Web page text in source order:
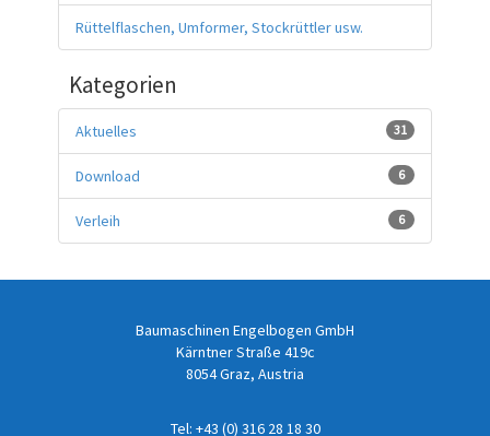
Rüttelflaschen, Umformer, Stockrüttler usw.
Kategorien
31
Aktuelles
6
Download
6
Verleih
Baumaschinen Engelbogen GmbH
Kärntner Straße 419c
8054 Graz, Austria
Tel: +43 (0) 316 28 18 30